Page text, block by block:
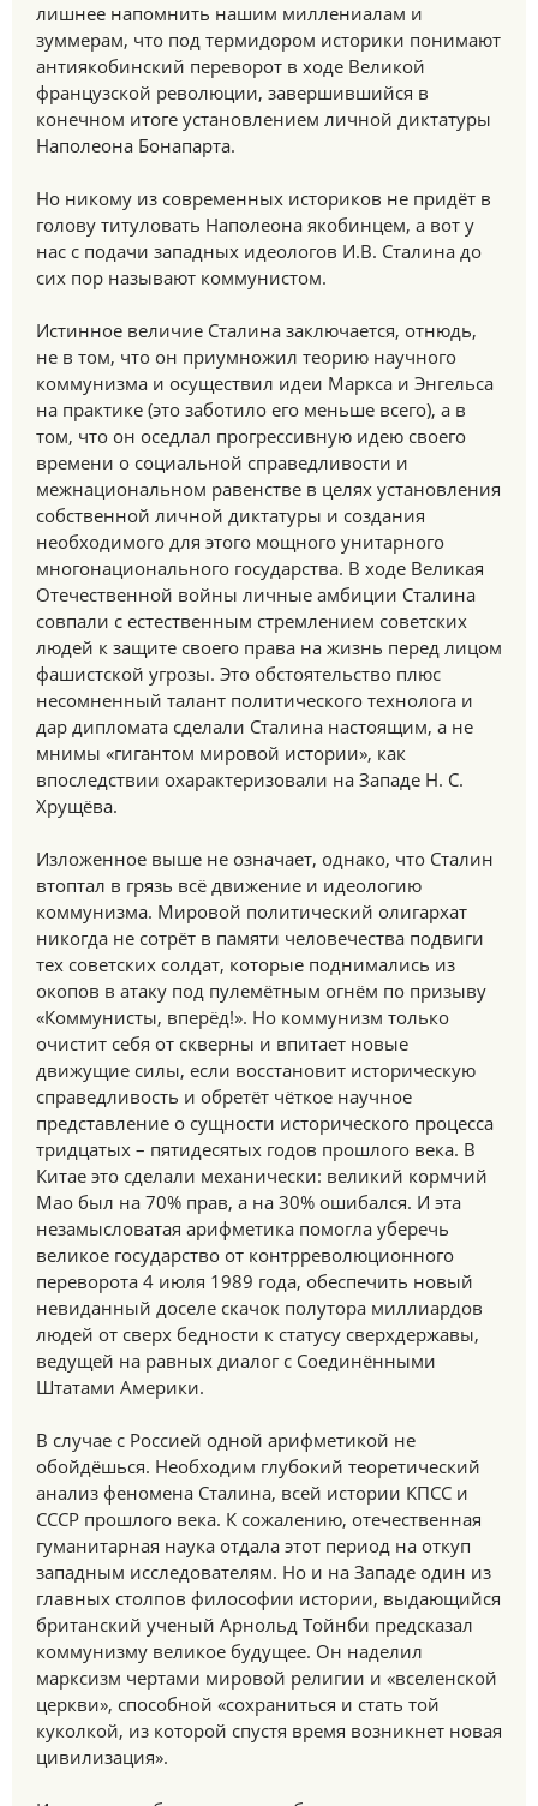
лишнее напомнить нашим миллениалам и
зуммерам, что под термидором историки понимают
антиякобинский переворот в ходе Великой
французской революции, завершившийся в
конечном итоге установлением личной диктатуры
Наполеона Бонапарта.
Но никому из современных историков не придёт в
голову титуловать Наполеона якобинцем, а вот у
нас с подачи западных идеологов И.В. Сталина до
сих пор называют коммунистом.
Истинное величие Сталина заключается, отнюдь,
не в том, что он приумножил теорию научного
коммунизма и осуществил идеи Маркса и Энгельса
на практике (это заботило его меньше всего), а в
том, что он оседлал прогрессивную идею своего
времени о социальной справедливости и
межнациональном равенстве в целях установления
собственной личной диктатуры и создания
необходимого для этого мощного унитарного
многонационального государства. В ходе Великая
Отечественной войны личные амбиции Сталина
совпали с естественным стремлением советских
людей к защите своего права на жизнь перед лицом
фашистской угрозы. Это обстоятельство плюс
несомненный талант политического технолога и
дар дипломата сделали Сталина настоящим, а не
мнимы «гигантом мировой истории», как
впоследствии охарактеризовали на Западе Н. С.
Хрущёва.
Изложенное выше не означает, однако, что Сталин
втоптал в грязь всё движение и идеологию
коммунизма. Мировой политический олигархат
никогда не сотрёт в памяти человечества подвиги
тех советских солдат, которые поднимались из
окопов в атаку под пулемётным огнём по призыву
«Коммунисты, вперёд!». Но коммунизм только
очистит себя от скверны и впитает новые
движущие силы, если восстановит историческую
справедливость и обретёт чёткое научное
представление о сущности исторического процесса
тридцатых – пятидесятых годов прошлого века. В
Китае это сделали механически: великий кормчий
Мао был на 70% прав, а на 30% ошибался. И эта
незамысловатая арифметика помогла уберечь
великое государство от контрреволюционного
переворота 4 июля 1989 года, обеспечить новый
невиданный доселе скачок полутора миллиардов
людей от сверх бедности к статусу сверхдержавы,
ведущей на равных диалог с Соединёнными
Штатами Америки.
В случае с Россией одной арифметикой не
обойдёшься. Необходим глубокий теоретический
анализ феномена Сталина, всей истории КПСС и
СССР прошлого века. К сожалению, отечественная
гуманитарная наука отдала этот период на откуп
западным исследователям. Но и на Западе один из
главных столпов философии истории, выдающийся
британский ученый Арнольд Тойнби предсказал
коммунизму великое будущее. Он наделил
марксизм чертами мировой религии и «вселенской
церкви», способной «сохраниться и стать той
куколкой, из которой спустя время возникнет новая
цивилизация».